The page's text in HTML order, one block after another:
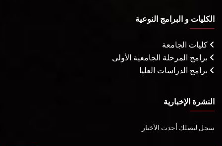
الكليات و البرامج النوعية
كليات الجامعة
برامج المرحلة الجامعية الأولى
برامج الدراسات العليا
النشرة الإخبارية
سجل ليصلك أحدث الأخبار